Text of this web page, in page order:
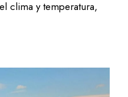
clima y temperatura,